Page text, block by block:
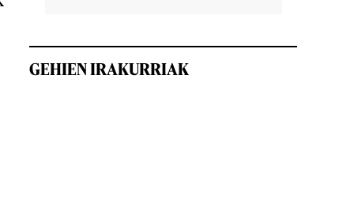
GEHIEN IRAKURRIAK